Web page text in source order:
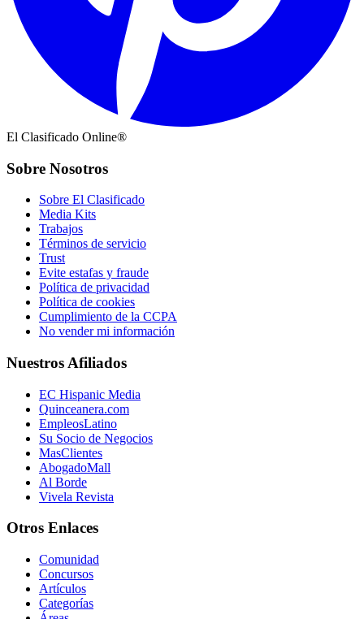
El Clasificado Online®
Sobre Nosotros
Sobre El Clasificado
Media Kits
Trabajos
Términos de servicio
Trust
Evite estafas y fraude
Política de privacidad
Política de cookies
Cumplimiento de la CCPA
No vender mi información
Nuestros Afiliados
EC Hispanic Media
Quinceanera.com
EmpleosLatino
Su Socio de Negocios
MasClientes
AbogadoMall
Al Borde
Vivela Revista
Otros Enlaces
Comunidad
Concursos
Artículos
Categorías